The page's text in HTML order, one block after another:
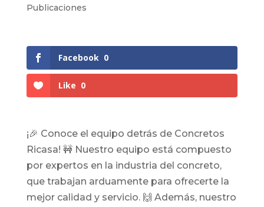
Publicaciones
Facebook 0
Like 0
¡🎉 Conoce el equipo detrás de Concretos
Ricasa! 🚧 Nuestro equipo está compuesto
por expertos en la industria del concreto,
que trabajan arduamente para ofrecerte la
mejor calidad y servicio. 🙌 Además, nuestro